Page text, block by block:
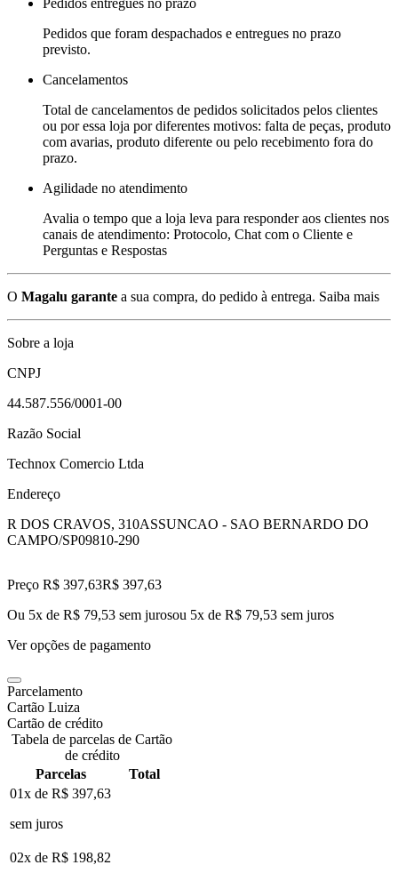
Pedidos que foram despachados e entregues no prazo
previsto.
Cancelamentos
Total de cancelamentos de pedidos solicitados pelos clientes
ou por essa loja por diferentes motivos: falta de peças, produto
com avarias, produto diferente ou pelo recebimento fora do
prazo.
Agilidade no atendimento
Avalia o tempo que a loja leva para responder aos clientes nos
canais de atendimento: Protocolo, Chat com o Cliente e
Perguntas e Respostas
O Magalu garante a sua compra, do pedido à entrega. Saiba mais
Sobre a loja
CNPJ
44.587.556/0001-00
Razão Social
Technox Comercio Ltda
Endereço
R DOS CRAVOS, 310ASSUNCAO - SAO BERNARDO DO
CAMPO/SP09810-290
Preço R$ 397,63R$ 397,63
Ou 5x de R$ 79,53 sem jurosou 5x de R$ 79,53 sem juros
Ver opções de pagamento
Parcelamento
Cartão Luiza
Cartão de crédito
Tabela de parcelas de Cartão
de crédito
Parcelas
Total
01x de R$ 397,63
sem juros
02x de R$ 198,82